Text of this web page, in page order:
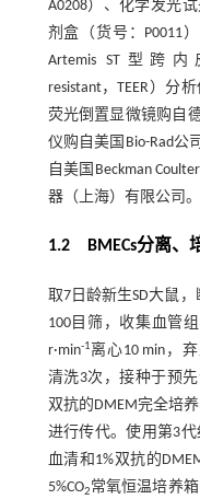
A0208）、化学发光
剂盒（货号：P0011
Artemis ST型跨内
resistant，TEER）分
荧光倒置显微镜购自
仪购自美国Bio-Rad公
自美国Beckman
器（上海）有限公司。
1.2 BMECs分离、
取7日龄新生SD大鼠
100目筛，收集血管
r·min-1离心10 min，
清洗3次，接种于预
双抗的DMEM完全培
进行传代。使用第3
血清和1%双抗的
5%CO2常氧恒温培养